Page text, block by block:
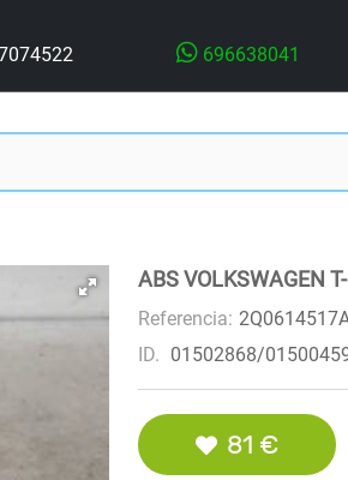
696638041
ABS VOLKSWAGEN
Referencia:
ID. 01502868/
81 €